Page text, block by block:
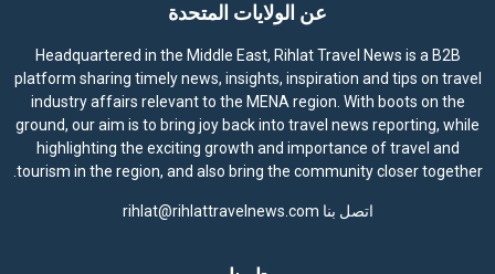
عن الولايات المتحدة
Headquartered in the Middle East, Rihlat Travel News is a B2B
platform sharing timely news, insights, inspiration and tips on travel
industry affairs relevant to the MENA region. With boots on the
ground, our aim is to bring joy back into travel news reporting, while
highlighting the exciting growth and importance of travel and
tourism in the region, and also bring the community closer together.
اتصل بنا rihlat@rihlattravelnews.com